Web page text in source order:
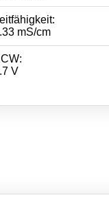
mS/cm
V